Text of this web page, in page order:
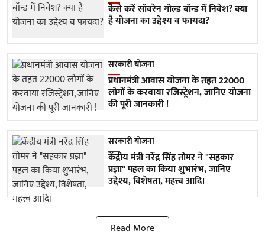
कैसे करें सॉवरेन गोल्ड बॉन्ड में निवेश? क्या
है योजना का उद्देश्य व फायदा?
सरकारी योजना
प्रधानमंत्री आवास योजना के तहत 22000
लोगों के करवाया रजिस्ट्रेशन, जानिए योजना
की पूरी जानकारी !
सरकारी योजना
केंद्रीय मंत्री नरेंद्र सिंह तोमर ने "सहकार
प्रज्ञा" पहल का किया शुभारंभ, जानिए
उद्देश्य, विशेषता, महत्त्व आदि।
Read More